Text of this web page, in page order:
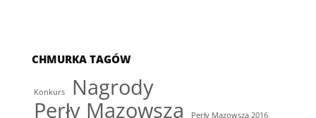
CHMURKA TAGÓW
Konkurs
Nagrody
Perły Mazowsza
Perły Mazowsza 2016